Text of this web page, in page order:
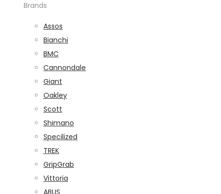
Brands
Assos
Bianchi
BMC
Cannondale
Giant
Oakley
Scott
Shimano
Specilized
TREK
GripGrab
Vittoria
ABUS